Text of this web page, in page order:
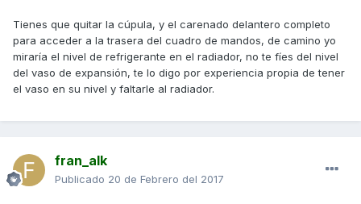
Tienes que quitar la cúpula, y el carenado delantero completo
para acceder a la trasera del cuadro de mandos, de camino yo
miraría el nivel de refrigerante en el radiador, no te fíes del nivel
del vaso de expansión, te lo digo por experiencia propia de tener
el vaso en su nivel y faltarle al radiador.
fran_alk
Publicado 20 de Febrero del 2017